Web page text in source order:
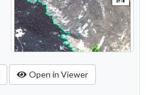
Open in Viewer